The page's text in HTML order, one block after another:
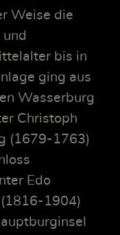
Weise die
bis in
ging aus
Wasserburg
Christoph
(1679-1763)
Edo
1904)